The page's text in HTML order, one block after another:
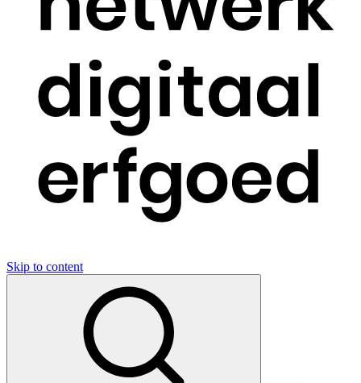
Skip to content